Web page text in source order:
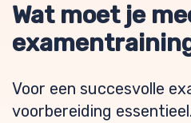
Wat moet je
Voor een succesvolle
voorbereiding